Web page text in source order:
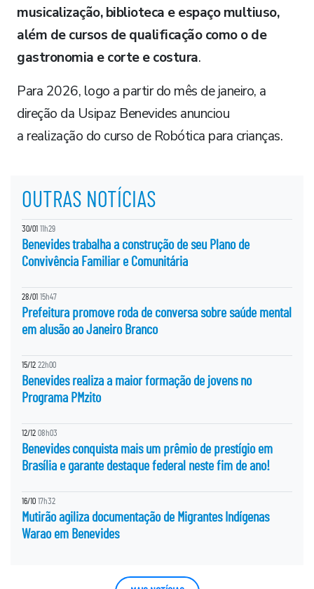
musicalização, biblioteca e espaço multiuso,
além de cursos de qualificação como o de
gastronomia e corte e costura.
Para 2026, logo a partir do mês de janeiro, a
direção da Usipaz Benevides anunciou
a realização do curso de Robótica para crianças.
OUTRAS NOTÍCIAS
30/01 11h29
Benevides trabalha a construção de seu Plano de
Convivência Familiar e Comunitária
28/01 15h47
Prefeitura promove roda de conversa sobre saúde mental
em alusão ao Janeiro Branco
15/12 22h00
Benevides realiza a maior formação de jovens no
Programa PMzito
12/12 08h03
Benevides conquista mais um prêmio de prestígio em
Brasília e garante destaque federal neste fim de ano!
16/10 17h32
Mutirão agiliza documentação de Migrantes Indígenas
Warao em Benevides